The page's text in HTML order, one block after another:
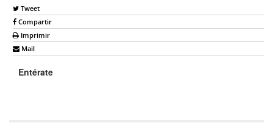
Tweet
Compartir
Imprimir
Mail
Entérate